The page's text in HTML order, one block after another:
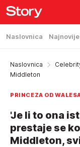
Naslovnica Najnovije
Naslovnica
Middleton
PRINCEZA OD
'Je li to ona
prestaje se
Middleton,